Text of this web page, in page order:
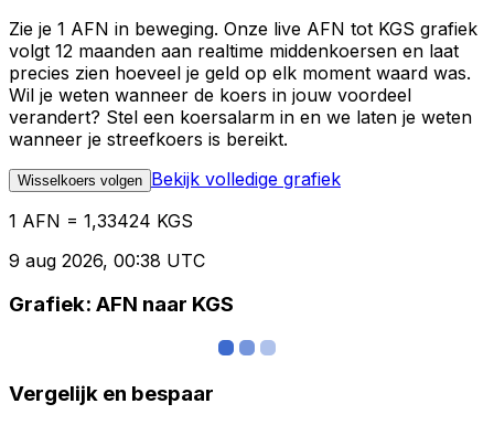
Zie je 1 AFN in beweging. Onze live AFN tot KGS grafiek
volgt 12 maanden aan realtime middenkoersen en laat
precies zien hoeveel je geld op elk moment waard was.
Wil je weten wanneer de koers in jouw voordeel
verandert? Stel een koersalarm in en we laten je weten
wanneer je streefkoers is bereikt.
Wisselkoers volgen Bekijk volledige grafiek
1 AFN = 1,33424 KGS
9 aug 2026, 00:38 UTC
Grafiek: AFN naar KGS
Vergelijk en bespaar